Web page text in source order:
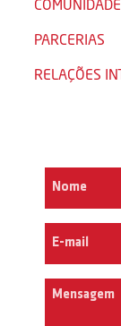
COMUNIDADE
PARCERIAS
RELAÇÕES